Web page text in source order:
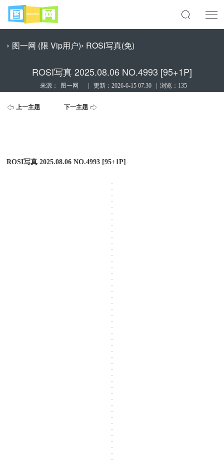
› 图一网 (限 Vip用户)› ROSI写真(免)
ROSI写真 2025.08.06 NO.4993 [95+1P]
来源： 图一网 更新： 2026-6-15 07:30 浏览：135
上一主题 下一主题
ROSI写真 2025.08.06 NO.4993 [95+1P]